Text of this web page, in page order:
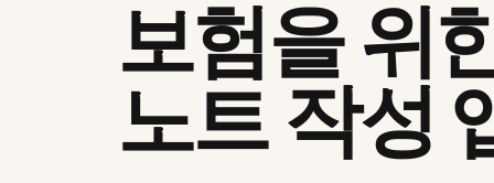
보험을 위
노트 작성